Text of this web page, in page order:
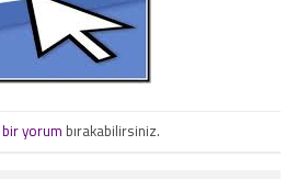
bir yorum bırakabilirsiniz.